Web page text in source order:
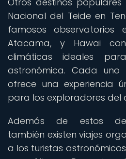
Nacional del Teide en
famosos observatorios
Atacama, y Hawai
climáticas ideales
astronómica. Cada uno
ofrece una experiencia
para los exploradores del
Además de estos
también existen viajes
a los turistas